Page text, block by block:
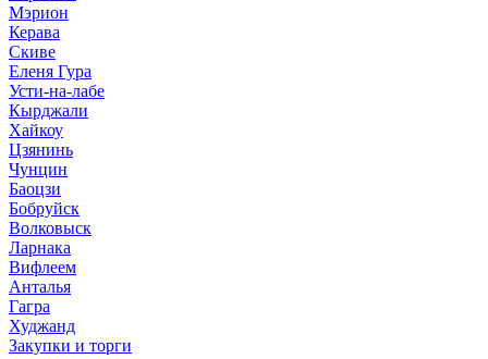
Мэрион
Керава
Скиве
Еленя Гура
Усти-на-лабе
Кырджали
Хайкоу
Цзянинь
Чунцин
Баоцзи
Бобруйск
Волковыск
Ларнака
Вифлеем
Анталья
Гагра
Худжанд
Закупки и торги